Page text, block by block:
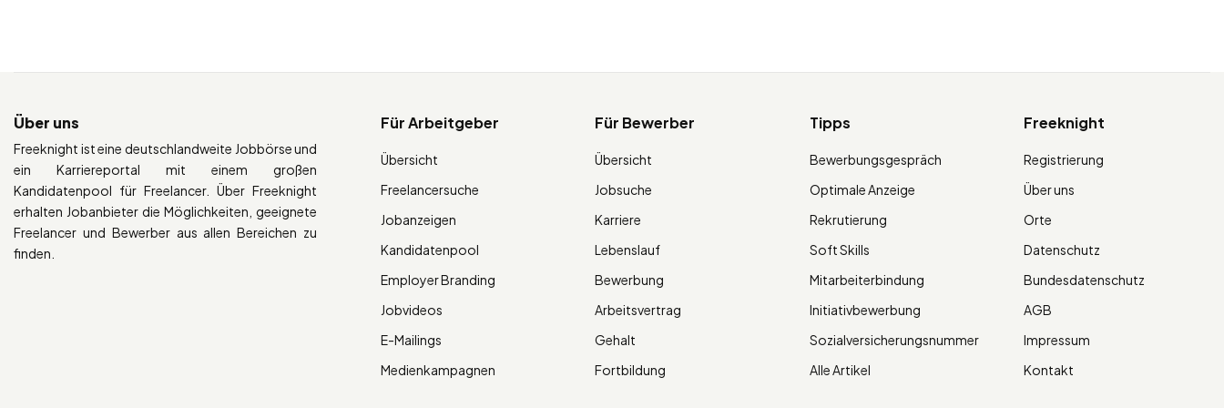
Über uns
Freeknight ist eine deutschlandweite Jobbörse und
ein Karriereportal mit einem großen
Kandidatenpool für Freelancer. Über Freeknight
erhalten Jobanbieter die Möglichkeiten, geeignete
Freelancer und Bewerber aus allen Bereichen zu
finden.
Für Arbeitgeber
Übersicht
Freelancersuche
Jobanzeigen
Kandidatenpool
Employer Branding
Jobvideos
E-Mailings
Medienkampagnen
Für Bewerber
Übersicht
Jobsuche
Karriere
Lebenslauf
Bewerbung
Arbeitsvertrag
Gehalt
Fortbildung
Tipps
Bewerbungsgespräch
Optimale Anzeige
Rekrutierung
Soft Skills
Mitarbeiterbindung
Initiativbewerbung
Sozialversicherungsnummer
Alle Artikel
Freeknight
Registrierung
Über uns
Orte
Datenschutz
Bundesdatenschutz
AGB
Impressum
Kontakt